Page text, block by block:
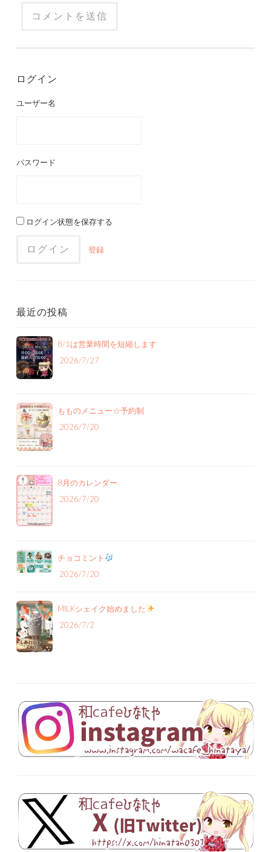
ログイン
ユーザー名
パスワード
ログイン状態を保存する
登録
最近の投稿
8/1は営業時間を短縮します
2026/7/27
もものメニュー‪☆予約制
2026/7/20
8月のカレンダー
2026/7/20
チョコミント
2026/7/20
MILKシェイク始めました
2026/7/2